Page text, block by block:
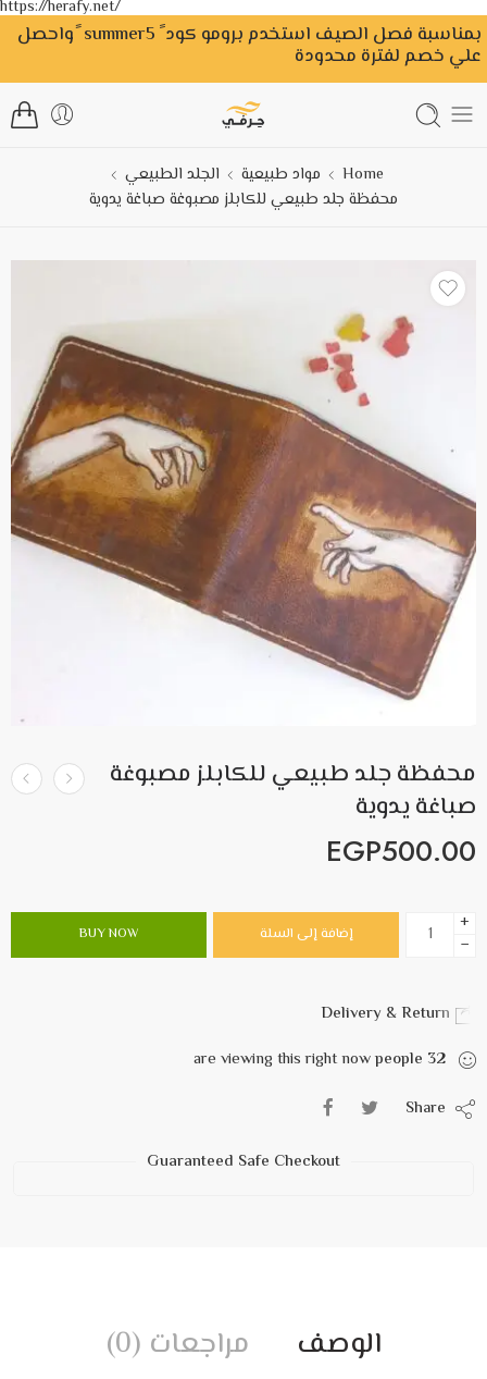
https://herafy.net/
بمناسبة فصل الصيف استخدم برومو كود ً summer5 ًواحصل
علي خصم لفترة محدودة
Home مواد طبيعية
الجلد الطبيعي
محفظة جلد طبيعي للكابلز مصبوغة صباغة يدوية
محفظة جلد طبيعي للكابلز مصبوغة
صباغة يدوية
EGP500.00
+
−
إضافة إلى السلة BUY NOW
32
people
Guaranteed Safe Checkout
الوصف مراجعات (0)